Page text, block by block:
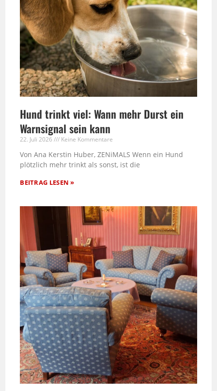
Hund trinkt viel: Wann mehr Durst ein
Warnsignal sein kann
22. Juli 2026 Keine Kommentare
Von Ana Kerstin Huber, ZENiMALS Wenn ein Hund
plötzlich mehr trinkt als sonst, ist die
BEITRAG LESEN »